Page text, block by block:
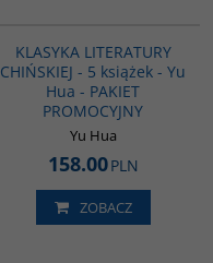
KLASYKA LITERATURY
CHIŃSKIEJ - 5 książek - Yu
Hua - PAKIET
PROMOCYJNY
Yu Hua
158.00PLN
ZOBACZ